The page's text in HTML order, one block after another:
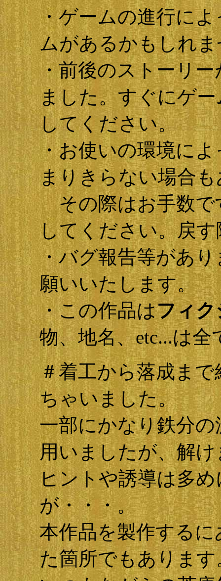
・ゲームの進行に
ムがあるかもしれ
・前後のストーリ
ました。すぐにゲ
してください。
・お使いの環境に
まりきらない場合
その際はお手数で
してください。戻
・バグ報告等があ
願いいたします。
・この作品はフィク
物、地名、etc...は
＃着工から落成ま
ちゃいました。
一部にかなり鉄分
用いましたが、解
ヒントや誘導は多
が・・・。
本作品を製作する
た箇所でもあります